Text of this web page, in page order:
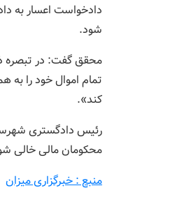
شود.
کند».
محکومان مالی خالی
منبع : خبرگزاری میزان